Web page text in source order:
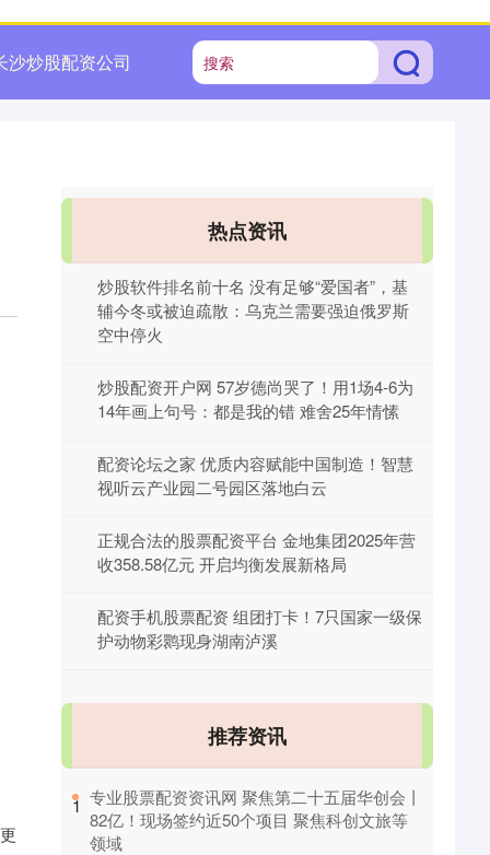
沙炒股配资公司
热点资讯
炒股软件排名前十名 没有足够“爱国者”，基
辅今冬或被迫疏散：乌克兰需要强迫俄罗斯
空中停火
炒股配资开户网 57岁德尚哭了！用1场4-6为
14年画上句号：都是我的错 难舍25年情愫
配资论坛之家 优质内容赋能中国制造！智慧
视听云产业园二号园区落地白云
正规合法的股票配资平台 金地集团2025年营
收358.58亿元 开启均衡发展新格局
配资手机股票配资 组团打卡！7只国家一级保
护动物彩鹮现身湖南泸溪
推荐资讯
1 ​专业股票配资资讯网 聚焦第二十五届华创会丨
82亿！现场签约近50个项目 聚焦科创文旅等
领域